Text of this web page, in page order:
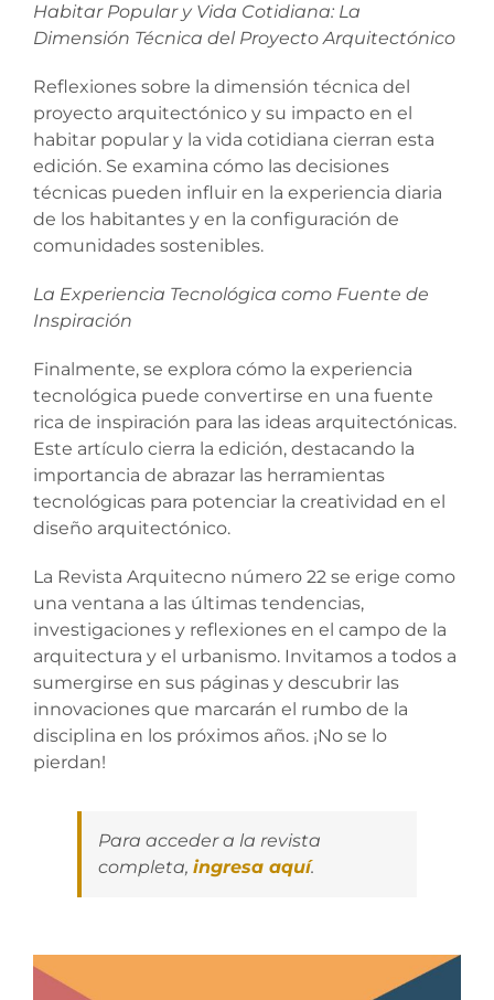
Habitar Popular y Vida Cotidiana: La
Dimensión Técnica del Proyecto Arquitectónico
Reflexiones sobre la dimensión técnica del
proyecto arquitectónico y su impacto en el
habitar popular y la vida cotidiana cierran esta
edición. Se examina cómo las decisiones
técnicas pueden influir en la experiencia diaria
de los habitantes y en la configuración de
comunidades sostenibles.
La Experiencia Tecnológica como Fuente de
Inspiración
Finalmente, se explora cómo la experiencia
tecnológica puede convertirse en una fuente
rica de inspiración para las ideas arquitectónicas.
Este artículo cierra la edición, destacando la
importancia de abrazar las herramientas
tecnológicas para potenciar la creatividad en el
diseño arquitectónico.
La Revista Arquitecno número 22 se erige como
una ventana a las últimas tendencias,
investigaciones y reflexiones en el campo de la
arquitectura y el urbanismo. Invitamos a todos a
sumergirse en sus páginas y descubrir las
innovaciones que marcarán el rumbo de la
disciplina en los próximos años. ¡No se lo
pierdan!
Para acceder a la revista
completa, ingresa aquí.